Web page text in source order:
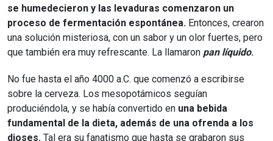
se humedecieron y las levaduras comenzaron un
proceso de fermentación espontánea. Entonces, crearon
una solución misteriosa, con un sabor y un olor fuertes, pero
que también era muy refrescante. La llamaron pan líquido.
No fue hasta el año 4000 a.C. que comenzó a escribirse
sobre la cerveza. Los mesopotámicos seguían
produciéndola, y se había convertido en una bebida
fundamental de la dieta, además de una ofrenda a los
dioses. Tal era su fanatismo que hasta se grabaron sus